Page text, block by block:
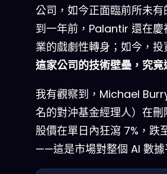
公司，如今正面臨前所未
到一年前，Palantir 還在
業的戲劇性轉身；如今，
這家公司的技術壁壘，究竟
我有觀察到，Michael
名的對沖基金經理人）在
股價在單日內狂瀉 7%，跌
——這是市場對整個 AI 數